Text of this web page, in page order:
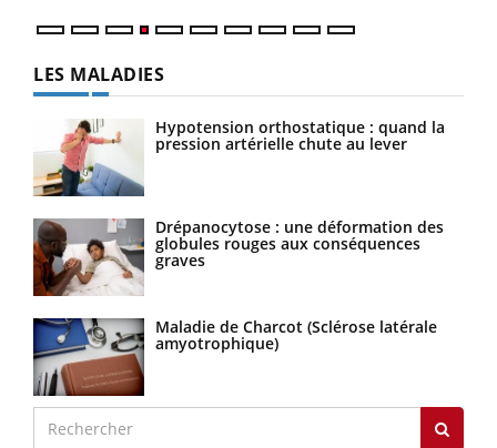
LES MALADIES
Hypotension orthostatique : quand la
pression artérielle chute au lever
Drépanocytose : une déformation des
globules rouges aux conséquences
graves
Maladie de Charcot (Sclérose latérale
amyotrophique)